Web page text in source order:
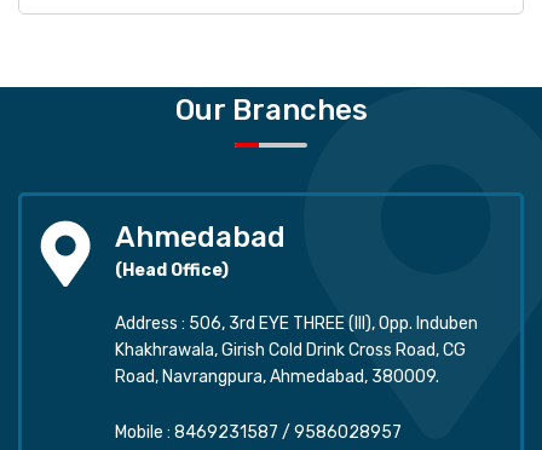
Our Branches
Ahmedabad
(Head Office)
Address : 506, 3rd EYE THREE (III), Opp. Induben
Khakhrawala, Girish Cold Drink Cross Road, CG
Road, Navrangpura, Ahmedabad, 380009.
Mobile : 8469231587 / 9586028957